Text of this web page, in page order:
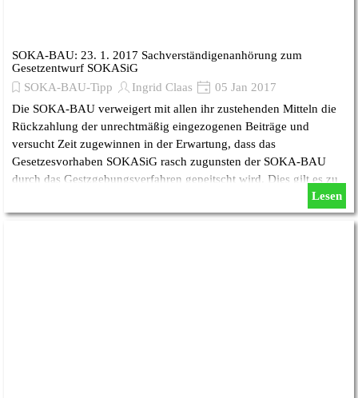
SOKA-BAU: 23. 1. 2017 Sachverständigenanhörung zum
Gesetzentwurf SOKASiG
SOKA-BAU-Tipp
Ingrid Claas
05 Jan 2017
Die SOKA-BAU verweigert mit allen ihr zustehenden Mitteln die
Rückzahlung der unrechtmäßig eingezogenen Beiträge und
versucht Zeit zugewinnen in der Erwartung, dass das
Gesetzesvorhaben SOKASiG rasch zugunsten der SOKA-BAU
durch das Gestzgebungsverfahren gepeitscht wird. Dies gilt es zu
Lesen